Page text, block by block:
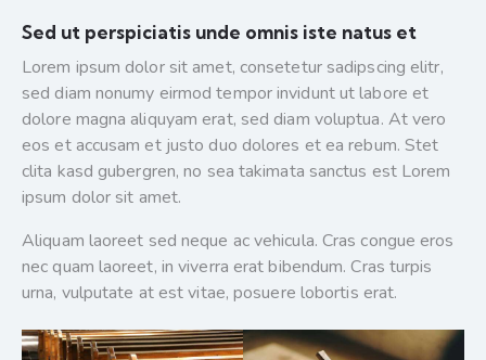
Sed ut perspiciatis unde omnis iste natus et
Lorem ipsum dolor sit amet, consetetur sadipscing elitr,
sed diam nonumy eirmod tempor invidunt ut labore et
dolore magna aliquyam erat, sed diam voluptua. At vero
eos et accusam et justo duo dolores et ea rebum. Stet
clita kasd gubergren, no sea takimata sanctus est Lorem
ipsum dolor sit amet.
Aliquam laoreet sed neque ac vehicula. Cras congue eros
nec quam laoreet, in viverra erat bibendum. Cras turpis
urna, vulputate at est vitae, posuere lobortis erat.